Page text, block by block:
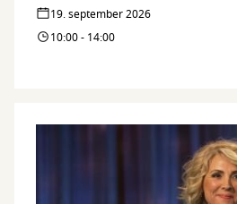
19. september 2026
10:00 - 14:00